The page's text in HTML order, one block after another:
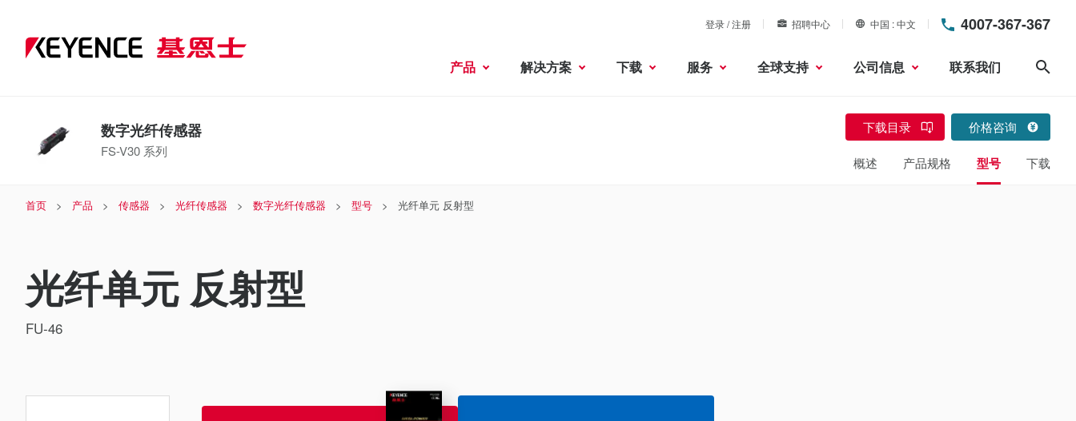
登录 / 注册 招聘中心 中国 中文 4007-367-367
产品 解决方案 下载 服务 全球支持 公司信息 联系我们
数字光纤传感器
FS-V30 系列
下载目录 价格咨询
概述 产品规格 型号 下载
首页 产品 传感器 光纤传感器 数字光纤传感器 型号 光纤单元 反射型
光纤单元 反射型
FU-46